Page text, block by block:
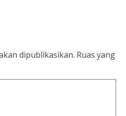
dipublikasikan. Ruas yang